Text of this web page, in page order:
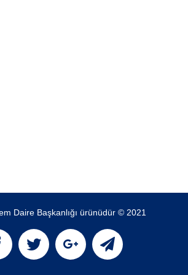
Daire Başkanlığı ürünüdür © 2021